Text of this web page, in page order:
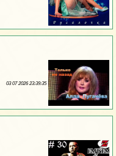
03 07 2026 23:39:35